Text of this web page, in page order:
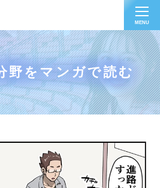
MENU
野をマンガで読む